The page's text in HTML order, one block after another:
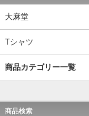
大麻堂
Tシャツ
商品カテゴリー一覧
商品検索